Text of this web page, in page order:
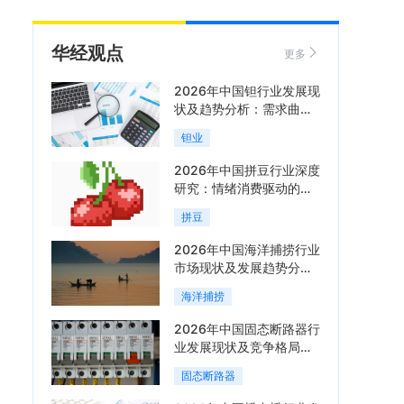
华经观点 更多
2026年中国钽行业发展现
状及趋势分析：需求曲线
陡峭与供给曲线平缓的博
弈加剧「图」
钽业
2026年中国拼豆行业深度
研究：情绪消费驱动的新
兴手工赛道「图」
拼豆
2026年中国海洋捕捞行业
市场现状及发展趋势分
析：科技赋能与智能化转
型加速「图」
海洋捕捞
2026年中国固态断路器行
业发展现状及竞争格局分
析：国际巨头领跑技术，
国内企业加速追赶「图」
固态断路器